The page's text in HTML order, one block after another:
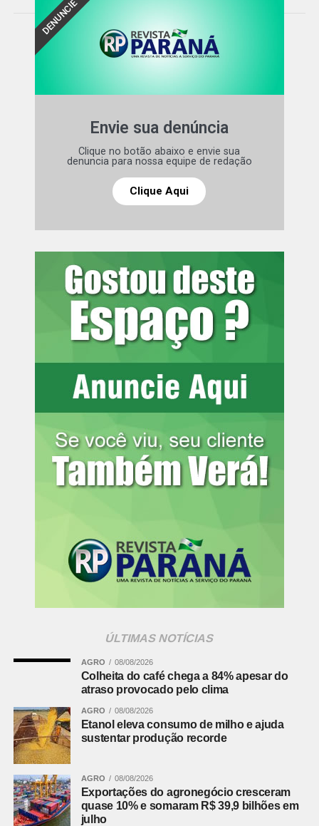
Equipes do Corpo de Bombeiros também foram
deslocadas para prestar atendimento e auxiliar no
resgate. As autoridades continuam no local, garantindo a
segurança e orientando o trânsito.
Rua Guilherme Weiss, em
de calçada porosa
Envie sua denúncia
Clique no botão abaixo e envie sua
denuncia para nossa equipe de redação
Clique Aqui
DENUNCIE
ÚLTIMAS NOTÍCIAS
AGRO 08/08/2026
Colheita do café chega a 84% apesar do
atraso provocado pelo clima
AGRO 08/08/2026
Etanol eleva consumo de milho e ajuda
sustentar produção recorde
AGRO 08/08/2026
Exportações do agronegócio cresceram
quase 10% e somaram R$ 39,9 bilhões em
julho